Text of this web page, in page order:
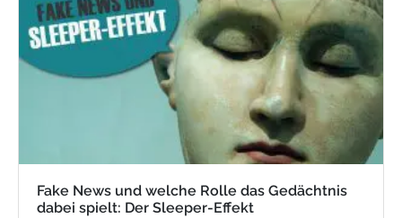
Fake News und welche Rolle das Gedächtnis
dabei spielt: Der Sleeper-Effekt